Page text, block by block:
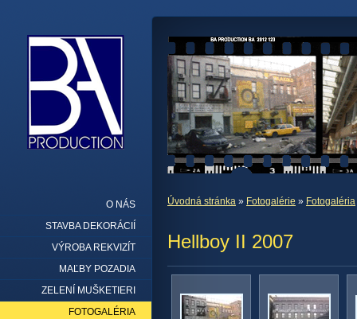
Úvodná stránka » Fotogalérie » Fotogaléria
Hellboy II 2007
O NÁS
STAVBA DEKORÁCIÍ
VÝROBA REKVIZÍT
MAĽBY POZADIA
ZELENÍ MUŠKETIERI
FOTOGALÉRIA